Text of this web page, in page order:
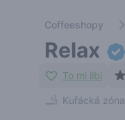
Coffeeshopy
Relax
To mi líbí
Kuřácká zóna